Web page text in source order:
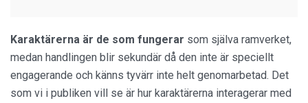
Karaktärerna är de som fungerar som själva ramverket,
medan handlingen blir sekundär då den inte är speciellt
engagerande och känns tyvärr inte helt genomarbetad. Det
som vi i publiken vill se är hur karaktärerna interagerar med